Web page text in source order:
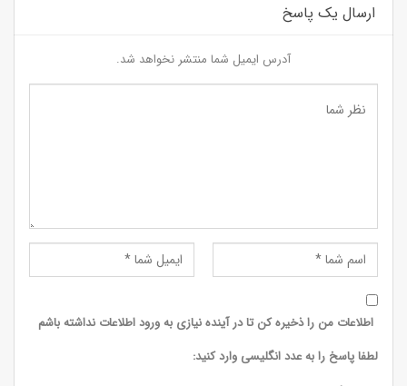
ارسال یک پاسخ
آدرس ایمیل شما منتشر نخواهد شد.
اطلاعات من را ذخیره کن تا در آینده نیازی به ورود اطلاعات نداشته باشم
لطفا پاسخ را به عدد انگلیسی وارد کنید: